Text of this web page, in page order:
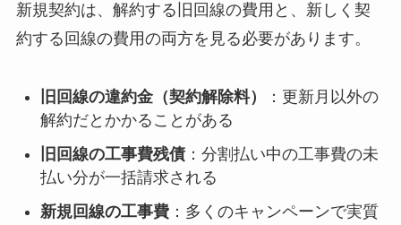
新規契約は、解約する旧回線の費用と、新しく契
約する回線の費用の両方を見る必要があります。
旧回線の違約金（契約解除料）
：更新月以外の
解約だとかかることがある
旧回線の工事費残債：分割払い中の工事費の未
払い分が一括請求される
新規回線の工事費：多くのキャンペーンで実質